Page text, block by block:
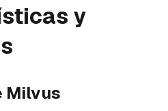
y
Milvus